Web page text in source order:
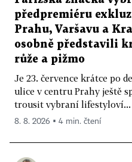
předpremiéru
Prahu, Varšavu a
osobně představili
růže a pižmo
Je 23. července krátce po
ulice v centru Prahy ještě
trousit vybraní lifestyloví...
8. 8. 2026 ▪ 4 min. čtení